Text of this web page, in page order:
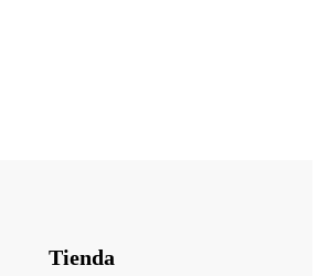
Tienda